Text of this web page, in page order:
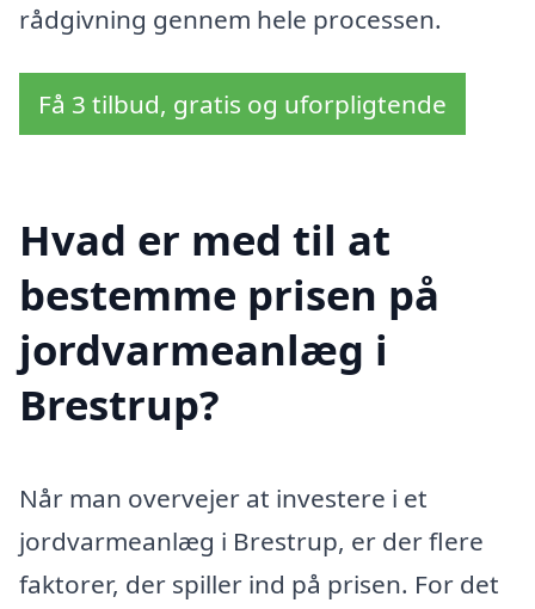
rådgivning gennem hele processen.
Få 3 tilbud, gratis og uforpligtende
Hvad er med til at
bestemme prisen på
jordvarmeanlæg i
Brestrup?
Når man overvejer at investere i et
jordvarmeanlæg i Brestrup, er der flere
faktorer, der spiller ind på prisen. For det